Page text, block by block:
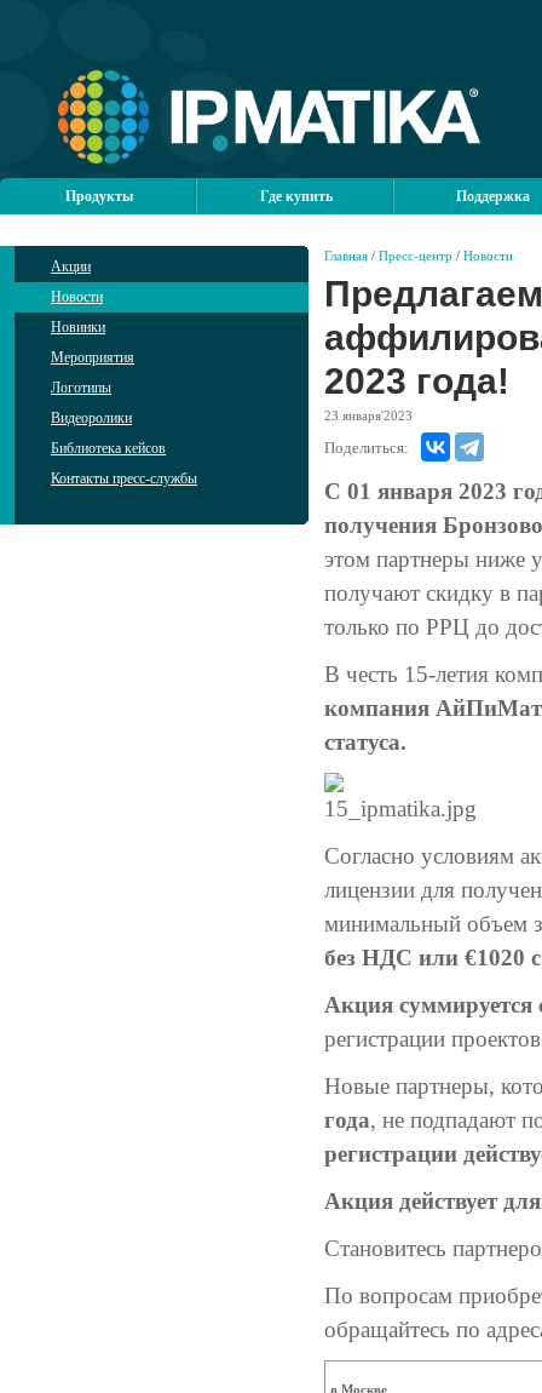
Продукты Где купить Поддержка
Акции
Новости
Новинки
Мероприятия
Логотипы
Видеоролики
Библиотека кейсов
Контакты пресс-службы
Главная / Пресс-центр / Новости
2023 года!
23 января'2023
Поделиться:
С 01 января 2023
получения
этом партнеры ниже
получают скидку в
только по РРЦ до
В честь 15-летия
компания
статуса.
Согласно условиям
лицензии для
минимальный объем
без НДС или €1020
Акция
регистрации
Новые партнеры,
года, не подпадают
регистрации
Акция действует
Становитесь
По вопросам
обращайтесь по
в Москве